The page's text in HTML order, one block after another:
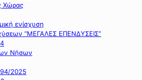
Χώρας
ενίσχυση
“ΜΕΓΑΛΕΣ ΕΠΕΝΔΥΣΕΙΣ”
Νήσων
2025